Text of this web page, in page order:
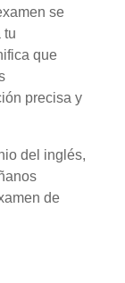
se
tu
que
precisa y
del inglés,
de